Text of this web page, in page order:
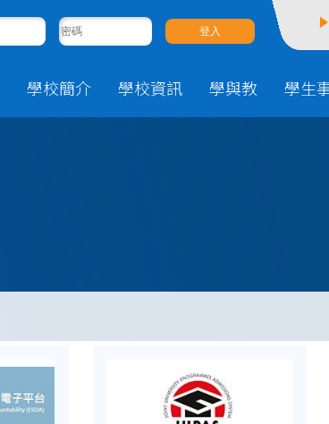
學校簡介 學校資訊 學與教 學生